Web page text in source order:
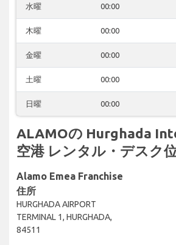
水曜 00:00
木曜 00:00
金曜 00:00
土曜 00:00
日曜 00:00
ALAMOの Hurghada
空港 レンタル・デスク
Alamo Emea Franchise
住所
HURGHADA AIRPORT
TERMINAL 1, HURGHADA,
84511